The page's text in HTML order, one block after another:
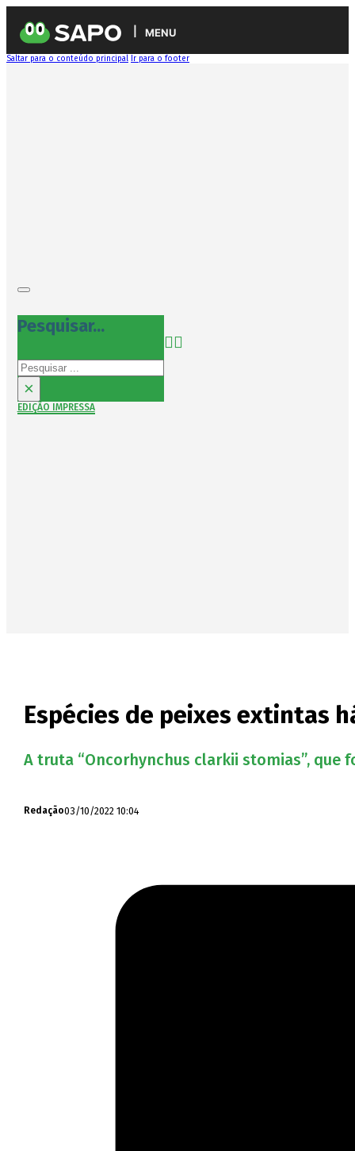
MENU
Saltar para o conteúdo principal Ir para o footer
Pesquisar...
Pesquisar
×
EDIÇÃO IMPRESSA
Espécies de peixes extintas
A truta “Oncorhynchus clarkii stomias”, que
Redação03/10/2022 10:04